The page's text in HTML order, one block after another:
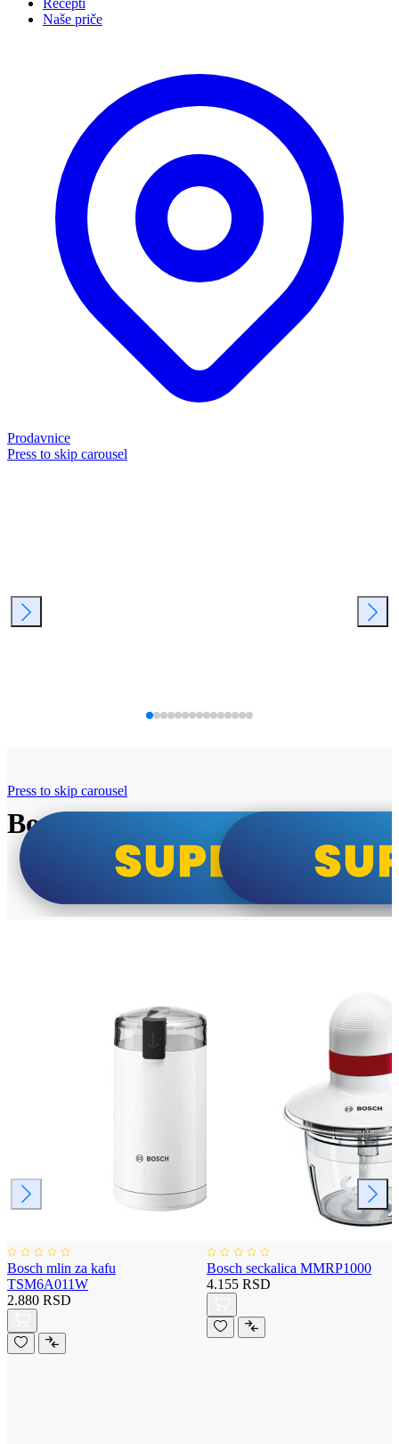
Recepti
Naše priče
Prodavnice
Press to skip carousel
Bosch super cene
Press to skip carousel
Bosch mlin za kafu
TSM6A011W
2.880 RSD
Bosch seckalica MMRP1000
4.155 RSD